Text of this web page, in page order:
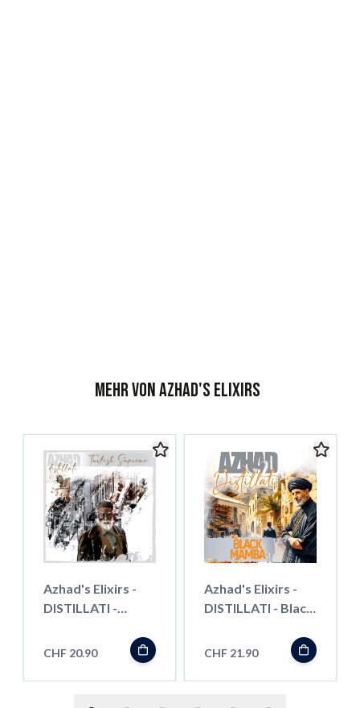
Mehr von Azhad's Elixirs
Azhad's Elixirs -
DISTILLATI -
Longfill"
CHF 20.90
Azhad's Elixirs -
DISTILLATI - Black
CHF 21.90